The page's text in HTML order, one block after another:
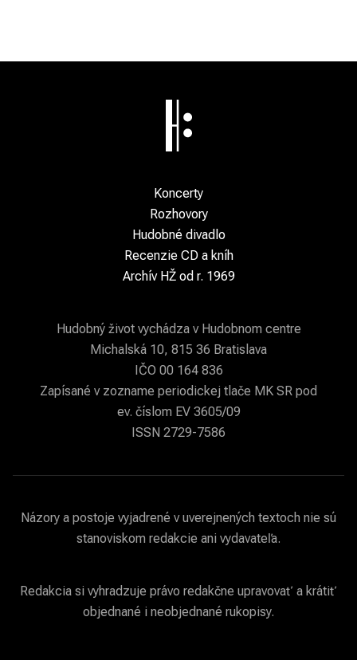
Koncerty
Rozhovory
Hudobné divadlo
Recenzie CD a kníh
Archív HŽ od r. 1969
Hudobný život vychádza v Hudobnom centre
Michalská 10, 815 36 Bratislava
IČO 00 164 836
Zapísané v zozname periodickej tlače MK SR pod
ev. číslom EV 3605/09
ISSN 2729-7586
Názory a postoje vyjadrené v uverejnených textoch nie sú
stanoviskom redakcie ani vydavateľa.
Redakcia si vyhradzuje právo redakčne upravovať a krátiť
objednané i neobjednané rukopisy.